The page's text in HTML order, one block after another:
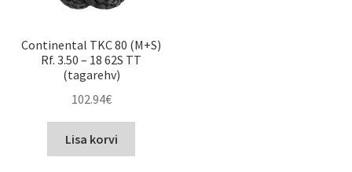
Continental TKC 80 (M+S)
Rf. 3.50 – 18 62S TT
(tagarehv)
102.94€
Lisa korvi